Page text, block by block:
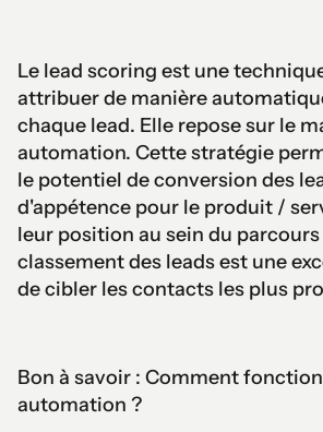
Le lead scoring est une
attribuer de manière
chaque lead. Elle repose sur le
automation. Cette stratégie
le potentiel de conversion des
d'appétence pour le produit /
leur position au sein du parcours
classement des leads est une
de cibler les contacts les plus
Bon à savoir : Comment
automation ?